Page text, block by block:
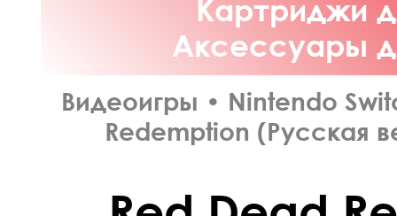
Картриджи
Аксессуары
Видеоигры • Nintendo
Redemption (Русская